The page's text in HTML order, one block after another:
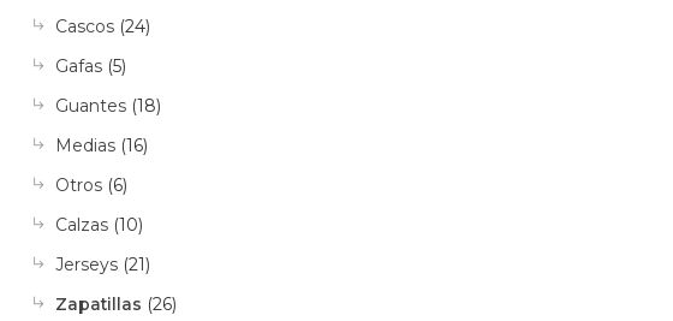
Cascos (24)
Gafas (5)
Guantes (18)
Medias (16)
Otros (6)
Calzas (10)
Jerseys (21)
Zapatillas (26)